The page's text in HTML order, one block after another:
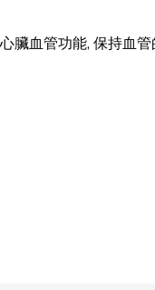
臟血管功能, 保持血